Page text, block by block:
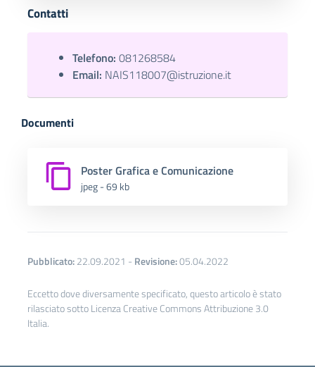
Contatti
Telefono: 081268584
Email: NAIS118007@istruzione.it
Documenti
Poster Grafica e Comunicazione
jpeg - 69 kb
Pubblicato:22.09.2021 - Revisione:05.04.2022
Eccetto dove diversamente specificato, questo articolo è stato
rilasciato sotto Licenza Creative Commons Attribuzione 3.0
Italia.